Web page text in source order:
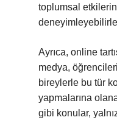
toplumsal
Ayrıca, online
medya,
bireylerle bu tür
yapmalarına
gibi konular,